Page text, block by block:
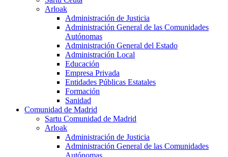
Arloak
Administración de Justicia
Administración General de las Comunidades
Autónomas
Administración General del Estado
Administración Local
Educación
Empresa Privada
Entidades Públicas Estatales
Formación
Sanidad
Comunidad de Madrid
Sartu Comunidad de Madrid
Arloak
Administración de Justicia
Administración General de las Comunidades